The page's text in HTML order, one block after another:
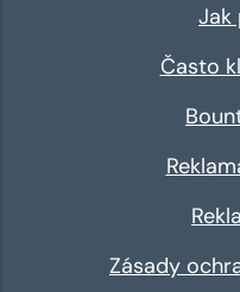
Jak
Často
Zásady